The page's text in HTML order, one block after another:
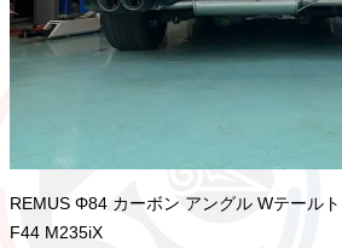
REMUS Φ84 カーボン アングル Wテール
F44 M235iX